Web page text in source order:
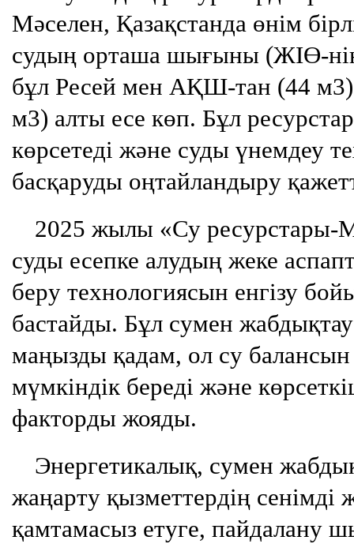
Мәселен, Қазақстанда өнім
судың орташа шығыны (ЖІӨ-
бұл Ресей мен АҚШ-тан (44
м3) алты есе көп. Бұл
көрсетеді және суды үнемдеу
басқаруды оңтайландыру
2025 жылы «Су
суды есепке алудың жеке
беру технологиясын енгізу
бастайды. Бұл сумен
маңызды қадам, ол су
мүмкіндік береді және
факторды жояды.
Энергетикалық, сумен
жаңарту қызметтердің сенімді
қамтамасыз етуге, пайдалану